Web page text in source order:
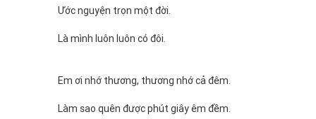
Ước nguyện trọn một đời.
Là mình luôn luôn có đôi.
Em ơi nhớ thương, thương nhớ cả đêm.
Làm sao quên được phút giây êm đềm.